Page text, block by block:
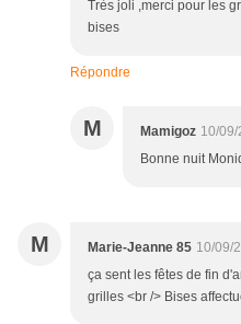
Très joli ,merci pour les
bises
Répondre
M Mamigoz 10/
Bonne nuit
M Marie-Jeanne 85 10/09/
ça sent les fêtes de fin
grilles <br /> Bises